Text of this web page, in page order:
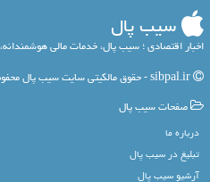
سیب پال
اخبار اقتصادی ؛ سیب پال، خدمات مالی
صفحات سیب پال
درباره ما
تبلیغ در سیب پال
آرشیو سیب پال